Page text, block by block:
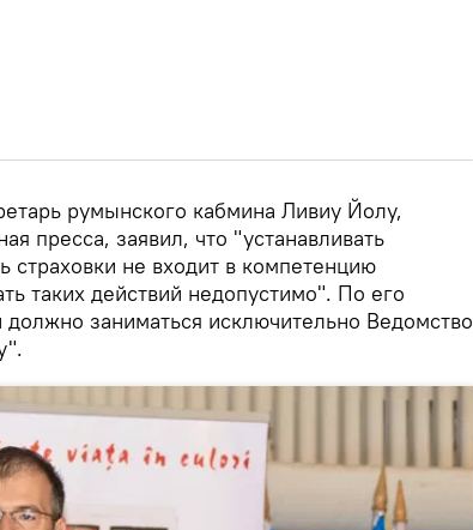
румынского кабмина Ливиу Йолу,
пресса, заявил, что "устанавливать
страховки не входит в компетенцию
таких действий недопустимо". По его
заниматься исключительно Ведомство